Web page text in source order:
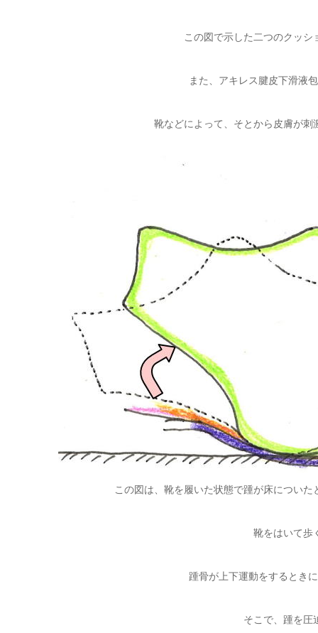
この図で示した二つのクッ
また、アキレス腱皮下滑液
靴などによって、そとから皮膚が
この図は、靴を履いた状態で踵が床につい
靴をはいて歩
踵骨が上下運動をするとき
そこで、踵を圧